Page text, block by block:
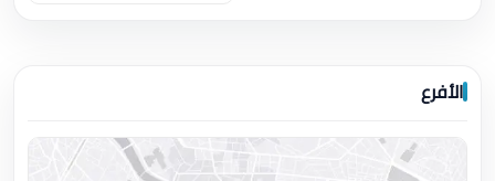
الأفرع